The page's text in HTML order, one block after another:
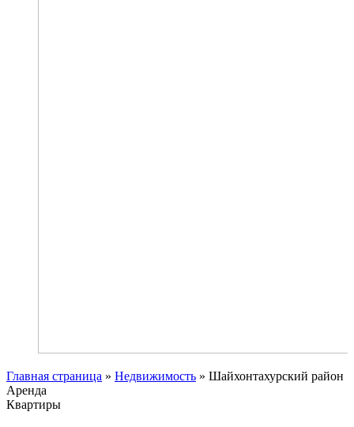
Главная страница » Недвижимость » Шайхонтахурский район
Аренда
Квартиры